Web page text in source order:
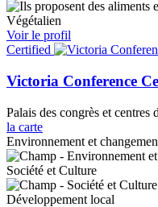
Végétalien
Voir le profil
Certified
Victoria Conference
Palais des congrès et centres
la carte
Environnement et
Société et Culture
Développement local